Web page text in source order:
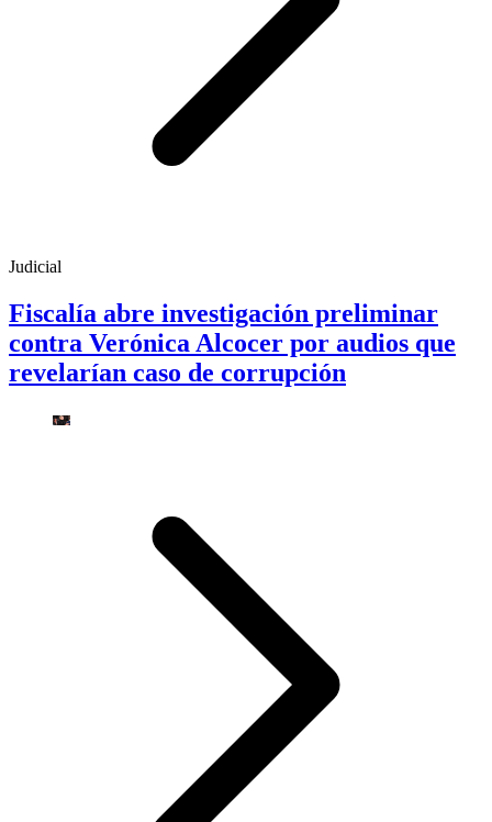
Judicial
Fiscalía abre investigación preliminar
contra Verónica Alcocer por audios que
revelarían caso de corrupción